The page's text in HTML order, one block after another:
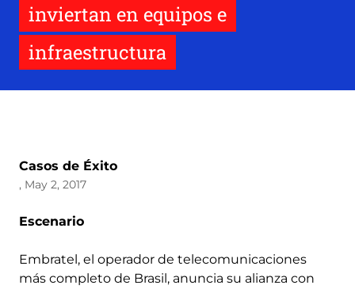
inviertan en equipos e
infraestructura
Casos de Éxito
, May 2, 2017
Escenario
Embratel, el operador de telecomunicaciones
más completo de Brasil, anuncia su alianza con